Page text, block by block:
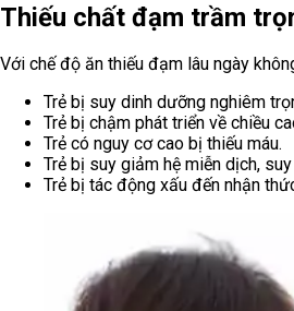
Thiếu chất đạm trầm
Với chế độ ăn thiếu đạm lâu ngày
Trẻ bị suy dinh dưỡng nghiêm
Trẻ bị chậm phát triển về chiều
Trẻ có nguy cơ cao bị thiếu máu.
Trẻ bị suy giảm hệ miễn dịch,
Trẻ bị tác động xấu đến nhận